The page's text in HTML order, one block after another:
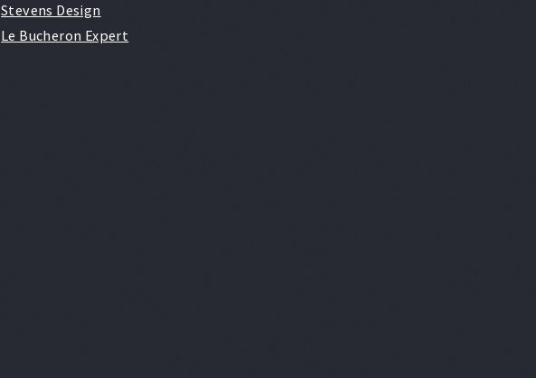
Stevens Design
Le Bucheron Expert